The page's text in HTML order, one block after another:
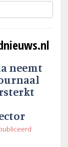
neemt